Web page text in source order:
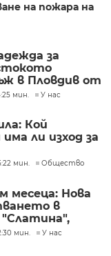
на пожара на
за
в Пловдив от
мин. У нас
Кой
ли изход за
мин. Общество
месеца: Нова
в
мин. У нас